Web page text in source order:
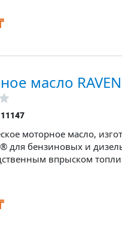
масло
моторное масло,
для бензиновых и
впрыском